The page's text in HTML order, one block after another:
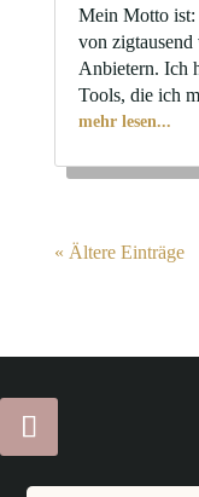
Mein Motto ist:
von zigtausend
Anbietern. Ich
Tools, die ich
mehr lesen...
« Ältere Einträge